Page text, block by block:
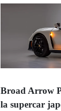
Broad Arrow
la supercar